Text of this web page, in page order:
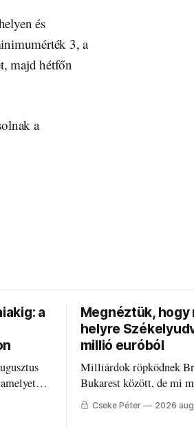
és
3, a
majd hétfőn
a
a
Megnéztük, hogy
helyre
millió euróból
Milliárdok röpködnek
Bukarest között, de mi
Mire költik a PNRR-
Cseke Péter 2026